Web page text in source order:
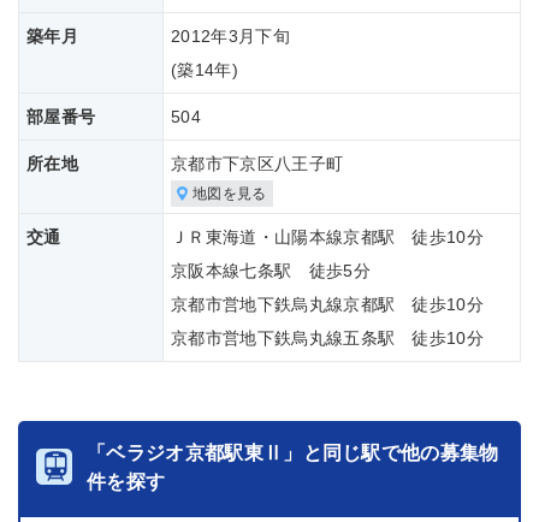
築年月
2012年3月下旬
(築14年)
部屋番号 504
所在地 京都市下京区八王子町
地図を見る
交通
ＪＲ東海道・山陽本線京都駅 徒歩10分
京阪本線七条駅 徒歩5分
京都市営地下鉄烏丸線京都駅 徒歩10分
京都市営地下鉄烏丸線五条駅 徒歩10分
「ベラジオ京都駅東Ⅱ」と同じ駅で他の募集物
件を探す